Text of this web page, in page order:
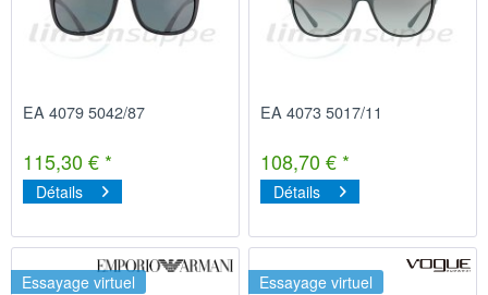
EA 4079 5042/87
115,30 € *
Détails
EA 4073 5017/11
108,70 € *
Détails
Essayage virtuel Essayage virtuel